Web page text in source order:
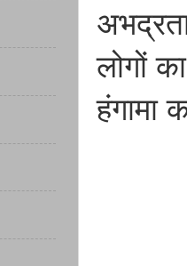
लोगों
हंगामा